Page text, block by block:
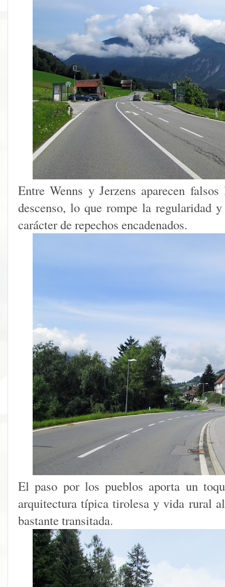
Entre Wenns y Jerzens aparecen
descenso, lo que rompe la regularidad
carácter de repechos encadenados.
El paso por los pueblos aporta un
arquitectura típica tirolesa y vida rural
bastante transitada.